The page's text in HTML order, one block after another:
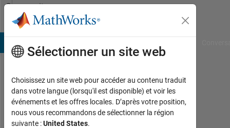
Passer au contenu
Community
Profile
Sélectionner un site web
Choisissez un site web pour accéder au contenu traduit
dans votre langue (lorsqu'il est disponible) et voir les
événements et les offres locales. D’après votre position,
nous vous recommandons de sélectionner la région
suivante :United States.